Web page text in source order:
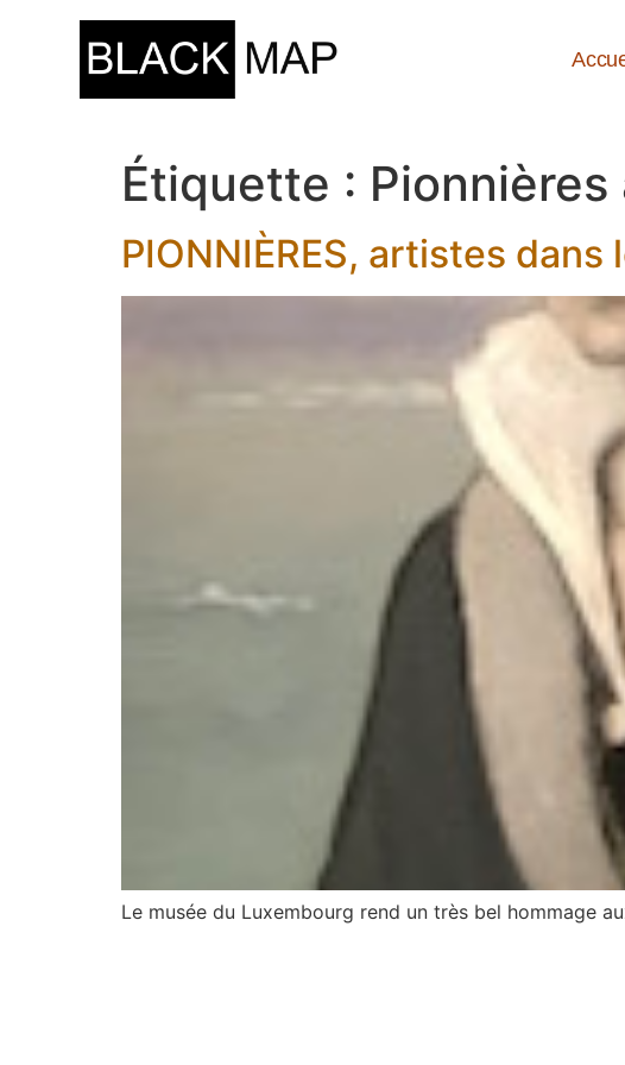
Étiquette :
PIONNIÈRES, artistes
Le musée du Luxembourg rend un très bel hommage